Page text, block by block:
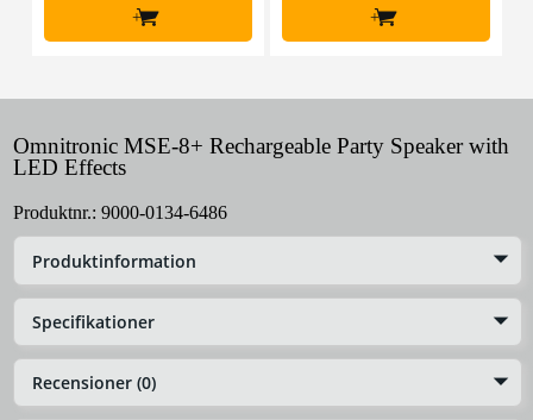
+ +
Omnitronic MSE-8+ Rechargeable Party Speaker with
LED Effects
Produktnr.: 9000-0134-6486
Produktinformation
Specifikationer
Recensioner (0)